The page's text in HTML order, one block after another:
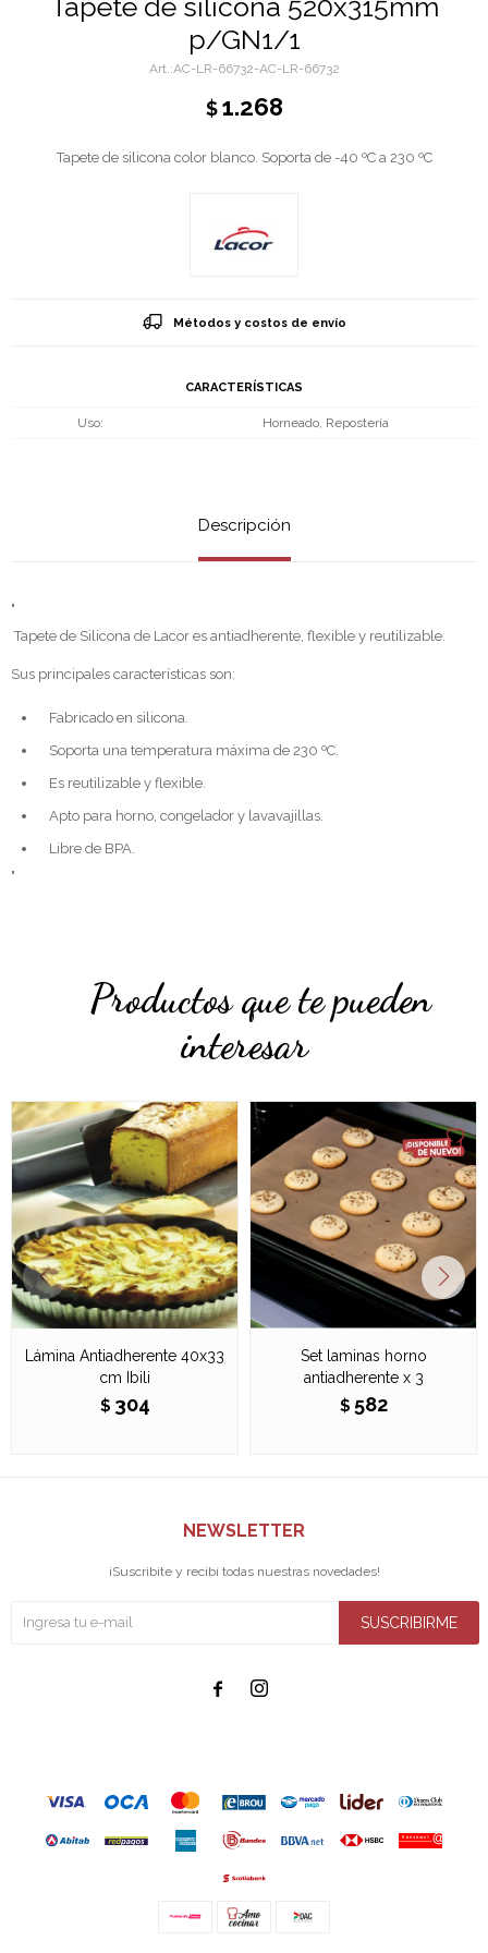
Tapete de silicona 520x315mm
p/GN1/1
AC-LR-66732-AC-LR-66732
$ 1.268
Tapete de silicona color blanco. Soporta de -40 ºC a 230 ºC
Métodos y costos de envío
CARACTERÍSTICAS
Uso Horneado, Repostería
Descripción
"
Tapete de Silicona de Lacor es antiadherente, flexible y reutilizable.
Sus principales características son:
Fabricado en silicona.
Soporta una temperatura máxima de 230 ºC.
Es reutilizable y flexible.
Apto para horno, congelador y lavavajillas.
Libre de BPA.
"
Productos que te pueden
interesar
Lámina Antiadherente 40x33
cm Ibili
$ 304
Set laminas horno
antiadherente x 3
$ 582
NEWSLETTER
¡Suscribite y recibí todas nuestras novedades!
SUSCRIBIRME
 